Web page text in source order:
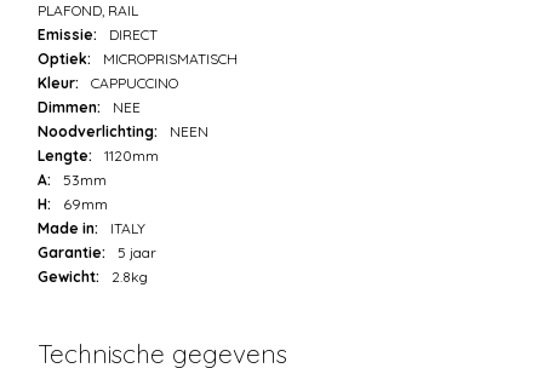
PLAFOND, RAIL
Emissie:
DIRECT
Optiek:
MICROPRISMATISCH
Kleur:
CAPPUCCINO
Dimmen:
NEE
Noodverlichting:
NEEN
Lengte:
1120mm
A:
53mm
H:
69mm
Made in:
ITALY
Garantie:
5 jaar
Gewicht:
2.8kg
Technische gegevens